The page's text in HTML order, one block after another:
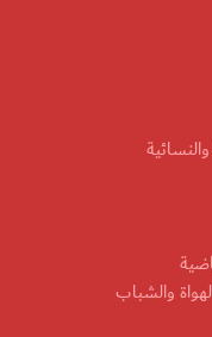
والشباب